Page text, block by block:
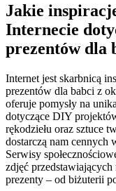
Jakie
Internecie
prezentów dla
Internet jest skarbnicą
prezentów dla babci z
oferuje pomysły na
dotyczące DIY
rękodziełu oraz sztuce
dostarczą nam cennych
Serwisy
zdjęć przedstawiających
prezenty – od biżuterii